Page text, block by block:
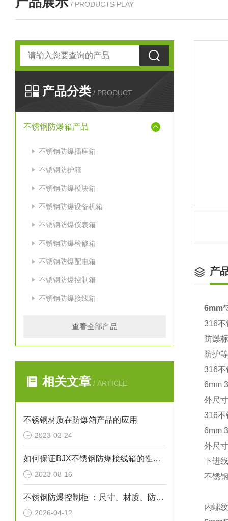
/ PRODUCTS PLAY
产品分类 / PRODUCT
不锈钢防爆箱产品
不锈钢防爆插座箱
不锈钢防护箱
不锈钢防爆模块箱
不锈钢防爆设备机箱
不锈钢防爆仪表箱
不锈钢防爆检修箱
不锈钢防爆配电箱
不锈钢防爆控制箱
不锈钢防爆接线箱
查看全部产品
相关文章 / ARTICLE
不锈钢材质在防爆箱产品的应用
2023-02-24
如何保证BJX不锈钢防爆接线箱的性能和安全性
2023-08-16
不锈钢防爆控制柜 ：尺寸、材质、防爆等级选型指南
2026-04-12
产
316
防爆
防护
316
6mm
外尺
316
6mm
外尺
下进
不锈
内螺